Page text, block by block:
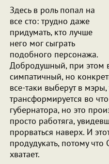
Здесь в роль попал на
все сто: трудно даже
придумать, кто лучше
него мог сыграть
подобного персонажа.
Добродушный, при этом
симпатичный, но
все-таки выберут в
трансформируется во
губернатора, но это
просто работяга,
прорваться наверх. И
продудукать, потому
хватает.